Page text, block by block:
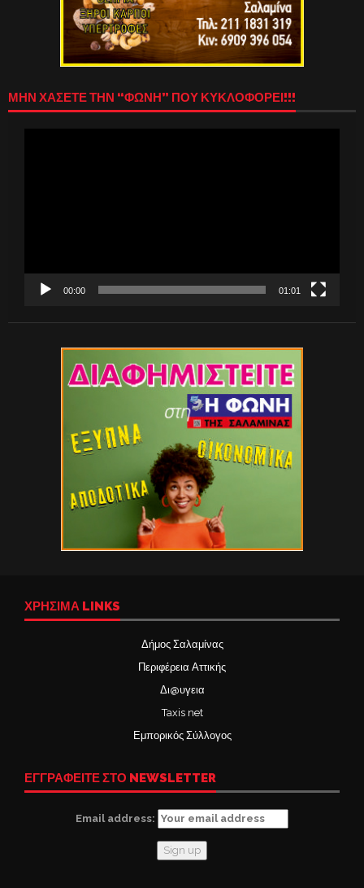
ΜΗΝ ΧΑΣΕΤΕ ΤΗΝ “ΦΩΝΗ” ΠΟΥ ΚΥΚΛΟΦΟΡΕΙ!!!
00:00 01:01
ΧΡΉΣΙΜΑ LINKS
Δήμος Σαλαμίνας
Περιφέρεια Αττικής
Δι@υγεια
Taxis net
Εμπορικός Σύλλογος
ΕΓΓΡΑΦΕΙΤΕ ΣΤΟ NEWSLETTER
Email address: